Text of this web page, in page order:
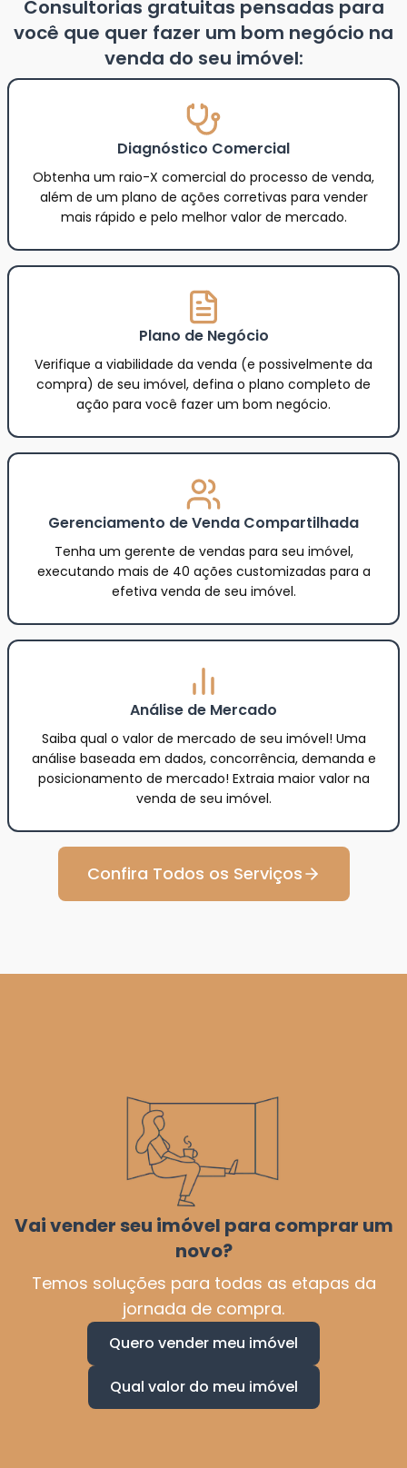
Consultorias gratuitas pensadas para
você que quer fazer um bom negócio na
venda do seu imóvel:
Diagnóstico Comercial
Obtenha um raio-X comercial do processo de venda,
além de um plano de ações corretivas para vender
mais rápido e pelo melhor valor de mercado.
Plano de Negócio
Verifique a viabilidade da venda (e possivelmente da
compra) de seu imóvel, defina o plano completo de
ação para você fazer um bom negócio.
Gerenciamento de Venda Compartilhada
Tenha um gerente de vendas para seu imóvel,
executando mais de 40 ações customizadas para a
efetiva venda de seu imóvel.
Análise de Mercado
Saiba qual o valor de mercado de seu imóvel! Uma
análise baseada em dados, concorrência, demanda e
posicionamento de mercado! Extraia maior valor na
venda de seu imóvel.
Confira Todos os Serviços
Vai vender seu imóvel para comprar um
novo?
Temos soluções para todas as etapas da
jornada de compra.
Quero vender meu imóvel
Qual valor do meu imóvel